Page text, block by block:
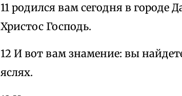
11 родился вам сегодня в городе
Христос Господь.
12 И вот вам знамение: вы
яслях.